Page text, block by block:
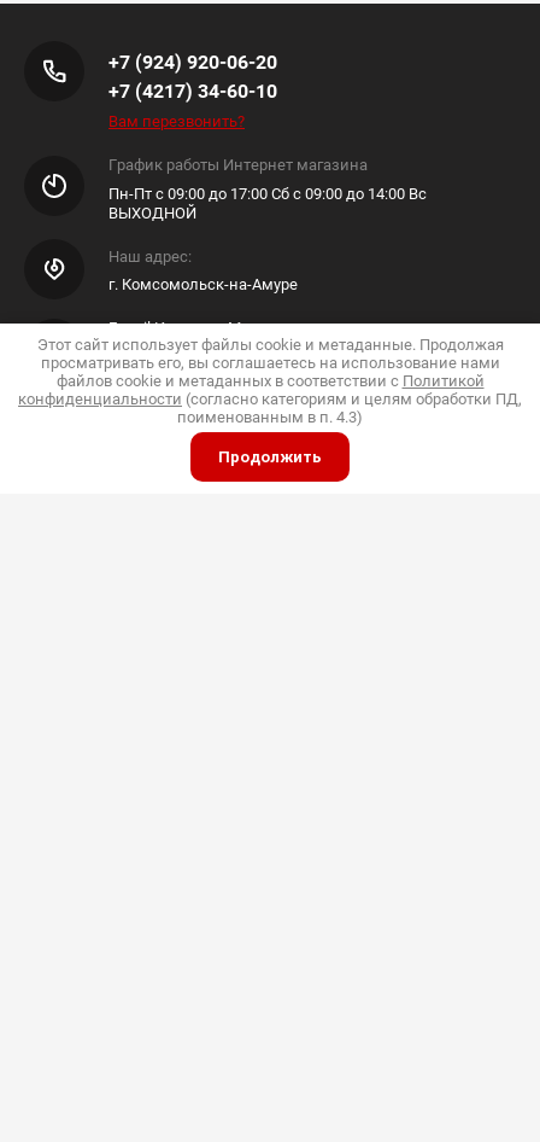
+7 (924) 920-06-20
+7 (4217) 34-60-10
Вам перезвонить?
График работы Интернет магазина
Пн-Пт с 09:00 до 17:00 Сб с 09:00 до 14:00 Вс
ВЫХОДНОЙ
Наш адрес:
г. Комсомольск-на-Амуре
E-mail Интернет Магазина
Shop@pkfdis.ru
Этот сайт использует файлы cookie и метаданные. Продолжая
просматривать его, вы соглашаетесь на использование нами
файлов cookie и метаданных в соответствии с Политикой
конфиденциальности (согласно категориям и целям обработки ПД,
поименованным в п. 4.3)
Продолжить